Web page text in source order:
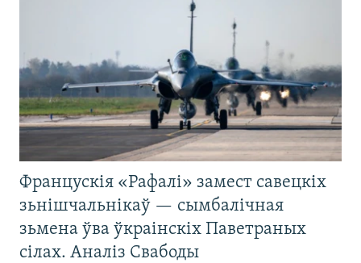
Францускія «Рафалі» замест савецкіх
зьнішчальнікаў — сымбалічная
зьмена ўва ўкраінскіх Паветраных
сілах. Аналіз Свабоды